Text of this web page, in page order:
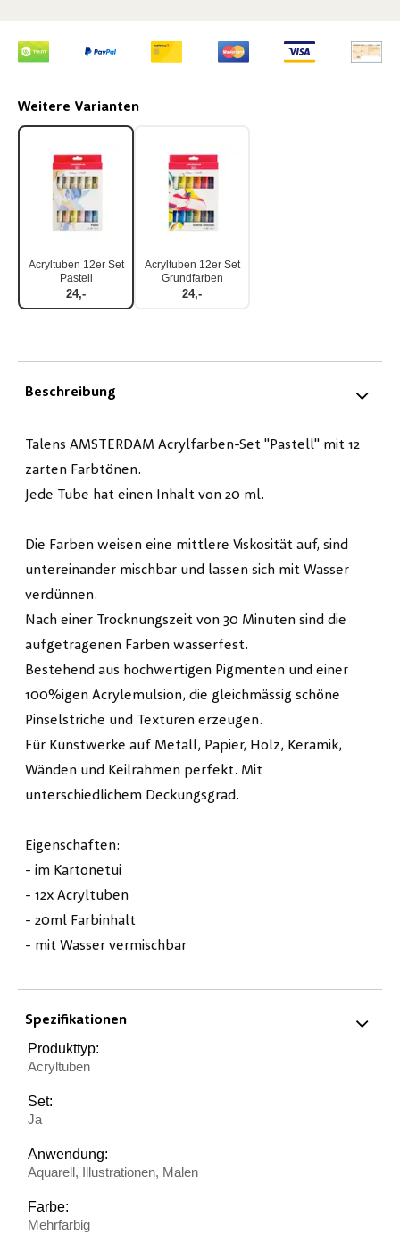
Weitere Varianten
Acryltuben 12er Set
Pastell
24,-
Acryltuben 12er Set
Grundfarben
24,-
Beschreibung
Talens AMSTERDAM Acrylfarben-Set "Pastell" mit 12
zarten Farbtönen.
Jede Tube hat einen Inhalt von 20 ml.
Die Farben weisen eine mittlere Viskosität auf, sind
untereinander mischbar und lassen sich mit Wasser
verdünnen.
Nach einer Trocknungszeit von 30 Minuten sind die
aufgetragenen Farben wasserfest.
Bestehend aus hochwertigen Pigmenten und einer
100%igen Acrylemulsion, die gleichmässig schöne
Pinselstriche und Texturen erzeugen.
Für Kunstwerke auf Metall, Papier, Holz, Keramik,
Wänden und Keilrahmen perfekt. Mit
unterschiedlichem Deckungsgrad.
Eigenschaften:
- im Kartonetui
- 12x Acryltuben
- 20ml Farbinhalt
- mit Wasser vermischbar
Spezifikationen
Produkttyp:
Acryltuben
Set:
Ja
Anwendung:
Aquarell, Illustrationen, Malen
Farbe:
Mehrfarbig